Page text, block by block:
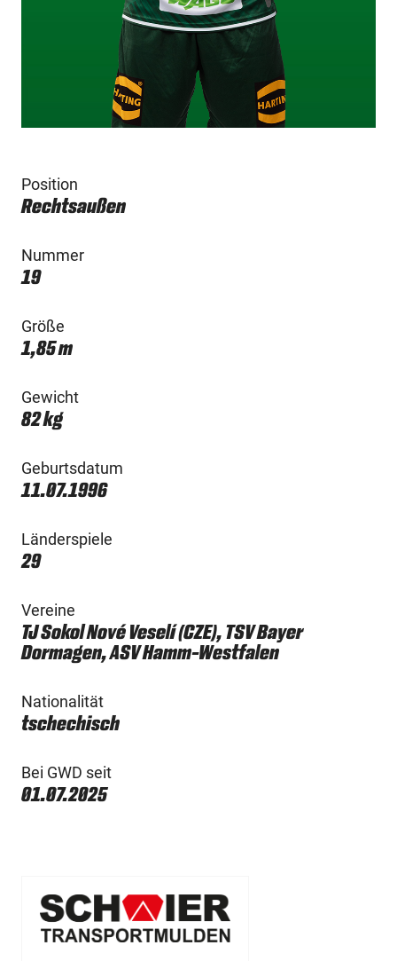
Position
Rechtsaußen
Nummer
19
Größe
1,85 m
Gewicht
82 kg
Geburtsdatum
11.07.1996
Länderspiele
29
Vereine
TJ Sokol Nové Veselí (CZE), TSV Bayer
Dormagen, ASV Hamm-Westfalen
Nationalität
tschechisch
Bei GWD seit
01.07.2025